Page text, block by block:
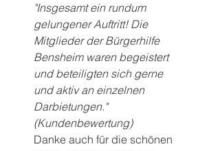
"Insgesamt ein rundum
gelungener Auftritt! Die
Mitglieder der Bürgerhilfe
Bensheim waren begeistert
und beteiligten sich gerne
und aktiv an einzelnen
Darbietungen."
(Kundenbewertung)
Danke auch für die schönen